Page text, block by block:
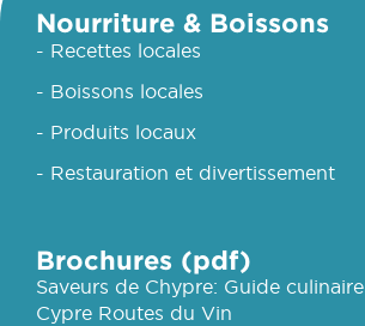
Nourriture & Boissons
- Recettes locales
- Boissons locales
- Produits locaux
- Restauration et divertissement
Brochures (pdf)
Saveurs de Chypre: Guide culinaire
Cypre Routes du Vin